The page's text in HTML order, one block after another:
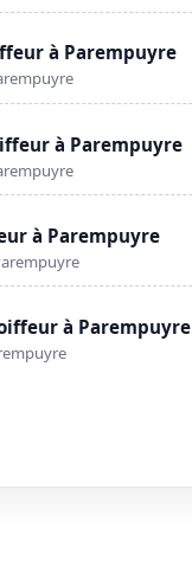
à Parempuyre
à Parempuyre
à Parempuyre
à Parempuyre